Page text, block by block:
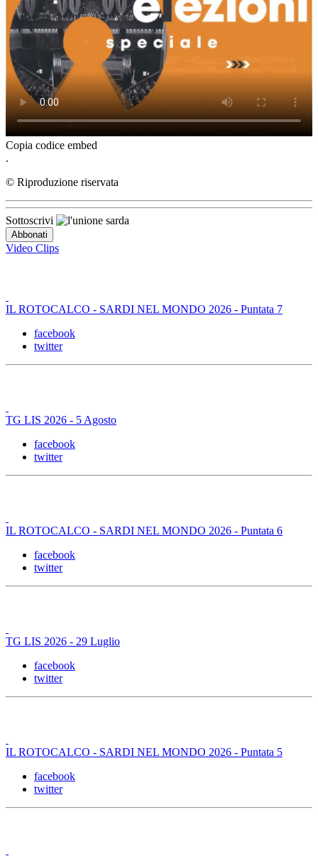
Copia codice embed
.
© Riproduzione riservata
Sottoscrivi
Video Clips
IL ROTOCALCO - SARDI NEL MONDO 2026 - Puntata 7
facebook
twitter
TG LIS 2026 - 5 Agosto
facebook
twitter
IL ROTOCALCO - SARDI NEL MONDO 2026 - Puntata 6
facebook
twitter
TG LIS 2026 - 29 Luglio
facebook
twitter
IL ROTOCALCO - SARDI NEL MONDO 2026 - Puntata 5
facebook
twitter